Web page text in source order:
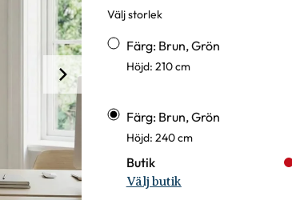
Välj storlek
Varianter
Färg: Brun, Grön
Höjd: 210 cm
Färg: Brun, Grön
Höjd: 240 cm
Butik
Välj butik